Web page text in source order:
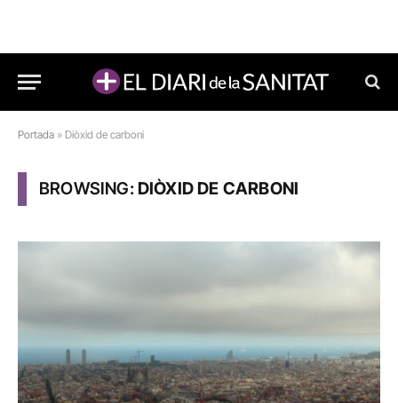
Portada » Diòxid de carboni
BROWSING:DIÒXID DE CARBONI